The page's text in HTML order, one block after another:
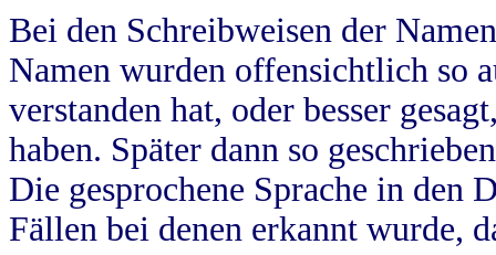
Bei den Schreibweisen der
Namen wurden offensichtlich so
verstanden hat, oder besser
haben. Später dann so
Die gesprochene Sprache in
Fällen bei denen erkannt wurde,